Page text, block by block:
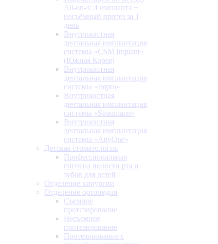
All-on-4: 4 импланта +
несъёмный протез за 1
день
Внутрикостная
дентальная имплантация
системы «CSM Implant»
(Южная Корея)
Внутрикостная
дентальная имплантация
системы «Impro»
Внутрикостная
дентальная имплантация
системы «Straumann»
Внутрикостная
дентальная имплантация
системы «AnyOne»
Детская стоматология
Профессиональная
гигиена полости рта и
зубов для детей
Отделение хирургии
Отделение ортопедии
Съемное
протезирование
Несъемное
протезирование
Протезирование с